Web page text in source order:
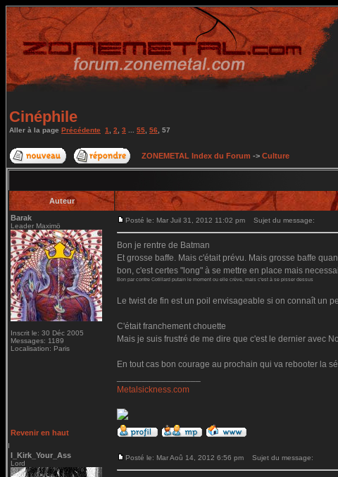
Cinéphile
Aller à la page Précédente 1 2 3 55 56 57
ZONEMETAL Index du Forum -> Culture
Auteur
Barak
Leader Maximö
Inscrit le: 30 Déc 2005
Messages: 1189
Localisation: Paris
Posté le: Mar Juil 31, 2012 11:02 pm Sujet du message:
Bon je rentre de Batman
Et grosse baffe. Mais c'était prévu. Mais grosse baffe
bon, c'est certes "long" à se mettre en place mais
Bon par contre Cotillard putain le moment ou elle crève, mais c'est à se pisser dessus
Le twist de fin est un poil envisageable si on connaît un
C'était franchement chouette
Mais je suis frustré de me dire que c'est le dernier avec
En tout cas bon courage au prochain qui va rebooter la
Metalsickness.com
Revenir en haut
I_Kirk_Your_Ass
Lord
Posté le: Mar Aoû 14, 2012 6:56 pm Sujet du message: